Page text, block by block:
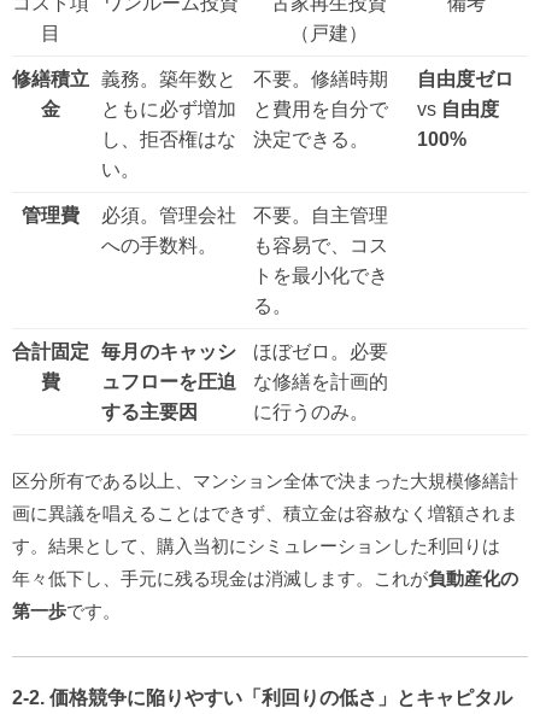
目
（戸建）
修繕積立
金
義務。築年数と
ともに必ず増加
し、拒否権はな
い。
不要。修繕時期
と費用を自分で
決定できる。
自由度ゼロ
vs 自由度
100%
管理費
必須。管理会社
への手数料。
不要。自主管理
も容易で、コス
トを最小化でき
る。
合計固定
費
毎月のキャッシ
ュフローを圧迫
する主要因
ほぼゼロ。必要
な修繕を計画的
に行うのみ。
区分所有である以上、マンション全体で決まった大規模修繕計
画に異議を唱えることはできず、積立金は容赦なく増額されま
す。結果として、購入当初にシミュレーションした利回りは
年々低下し、手元に残る現金は消滅します。これが負動産化の
第一歩です。
2-2. 価格競争に陥りやすい「利回りの低さ」とキャピタル